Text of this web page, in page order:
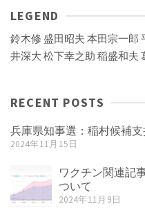
LEGEND
鈴木修 盛田昭夫 本田宗一郎
井深大 松下幸之助 稲盛和夫
RECENT POSTS
兵庫県知事選：稲村候補支
2024年11月15日
ワクチン関連記
ついて
2024年11月9日